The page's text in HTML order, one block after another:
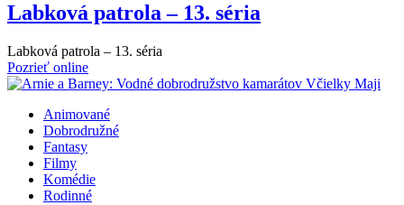
Labková patrola – 13. séria
Labková patrola – 13. séria
Pozrieť online
Animované
Dobrodružné
Fantasy
Filmy
Komédie
Rodinné